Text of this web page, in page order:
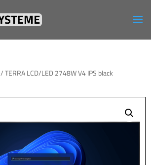
/ TERRA LCD/LED 2748W V4 IPS black